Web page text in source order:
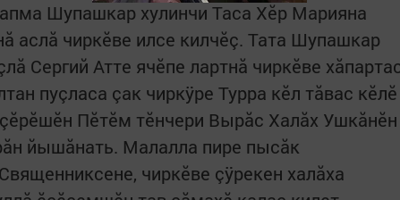
Шупашкар хулинчи Таса Хĕр Марияна
аслă чиркĕве илсе килчĕç. Тата Шупашкар
Сергий Атте ячĕпе лартнă чиркĕве
пуçласа çак чиркÿре Турра кĕл тăвас кĕлĕ
Пĕтĕм тĕнчери Вырăс Халăх Ушкăнĕн
йышăнать. Малалла пире пысăк
чиркĕве çÿрекен халăха